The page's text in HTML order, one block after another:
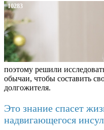
10283
поэтому решили
обычаи, чтобы составить
долгожителя.
Это знание спасет
надвигающегося